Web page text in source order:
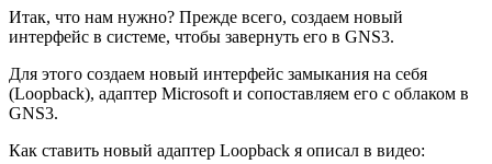
Итак, что нам нужно? Прежде всего, создаем новый
интерфейс в системе, чтобы завернуть его в GNS3.
Для этого создаем новый интерфейс замыкания на себя
(Loopback), адаптер Microsoft и сопоставляем его с облаком в
GNS3.
Как ставить новый адаптер Loopback я описал в видео: